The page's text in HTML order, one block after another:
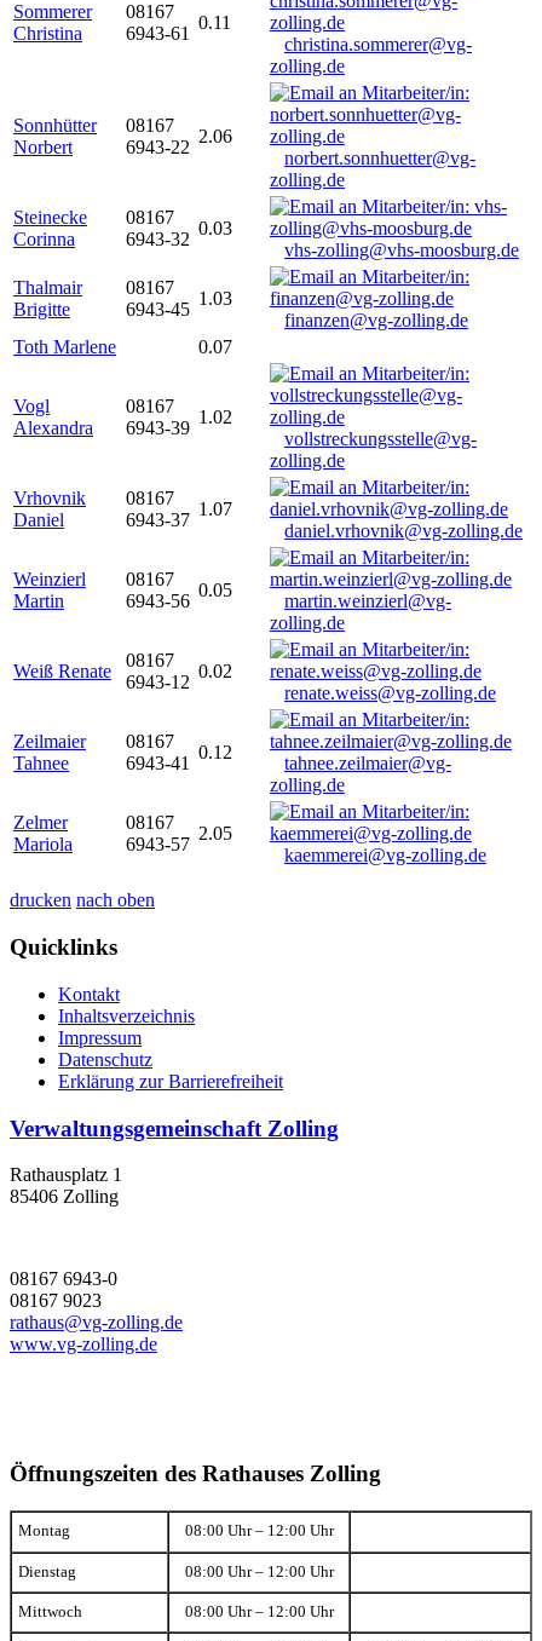
Sommerer
Christina
08167
6943-61
0.11
christina.sommerer@vg-
zolling.de
Sonnhütter
Norbert
08167
6943-22
2.06
norbert.sonnhuetter@vg-
zolling.de
Steinecke
Corinna
08167
6943-32
0.03
vhs-zolling@vhs-moosburg.de
Thalmair
Brigitte
08167
6943-45
1.03
finanzen@vg-zolling.de
Toth Marlene
0.07
Vogl
Alexandra
08167
6943-39
1.02
vollstreckungsstelle@vg-
zolling.de
Vrhovnik
Daniel
08167
6943-37
1.07
daniel.vrhovnik@vg-zolling.de
Weinzierl
Martin
08167
6943-56
0.05
martin.weinzierl@vg-
zolling.de
Weiß Renate
08167
6943-12
0.02
renate.weiss@vg-zolling.de
Zeilmaier
Tahnee
08167
6943-41
0.12
tahnee.zeilmaier@vg-
zolling.de
Zelmer
Mariola
08167
6943-57
2.05
kaemmerei@vg-zolling.de
drucken nach oben
Quicklinks
Kontakt
Inhaltsverzeichnis
Impressum
Datenschutz
Erklärung zur Barrierefreiheit
Verwaltungsgemeinschaft Zolling
Rathausplatz 1
85406 Zolling
08167 6943-0
08167 9023
rathaus@vg-zolling.de
www.vg-zolling.de
Öffnungszeiten des Rathauses Zolling
Montag 08:00 Uhr – 12:00 Uhr
Dienstag 08:00 Uhr – 12:00 Uhr
Mittwoch 08:00 Uhr – 12:00 Uhr